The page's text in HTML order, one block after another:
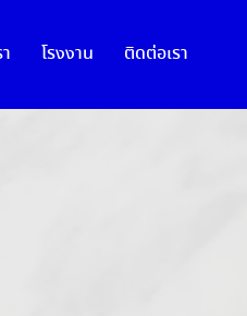
โรงงาน ติดต่อเรา